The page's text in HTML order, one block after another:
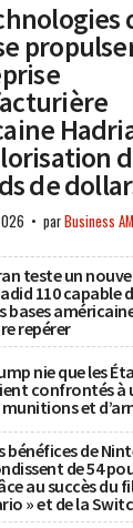
de
parBusiness AM
teste un
110 capable
bases
repérer
nie que les
confrontés à
munitions et
bénéfices de
de 54
au succès du
» et de la